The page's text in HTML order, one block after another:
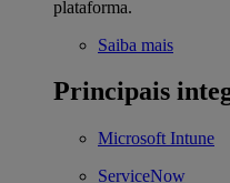
plataforma.
Saiba mais
Principais
Microsoft Intune
ServiceNow